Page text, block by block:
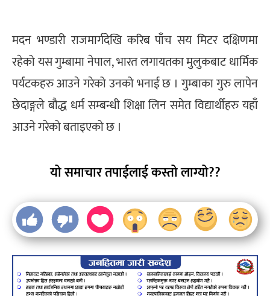
मदन भण्डारी राजमार्गदेखि करिब पाँच सय मिटर दक्षिणमा
रहेको यस गुम्बामा नेपाल, भारत लगायतका मुलुकबाट धार्मिक
पर्यटकहरु आउने गरेको उनको भनाई छ । गुम्बाका गुरु लापेन
छेदाङ्गले बौद्ध धर्म सम्बन्धी शिक्षा लिन समेत विद्यार्थीहरु यहाँ
आउने गरेको बताइएको छ ।
यो समाचार तपाईलाई कस्तो लाग्यो??